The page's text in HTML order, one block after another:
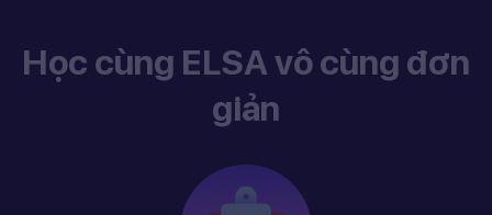
Học cùng ELSA vô cùng đơn
giản